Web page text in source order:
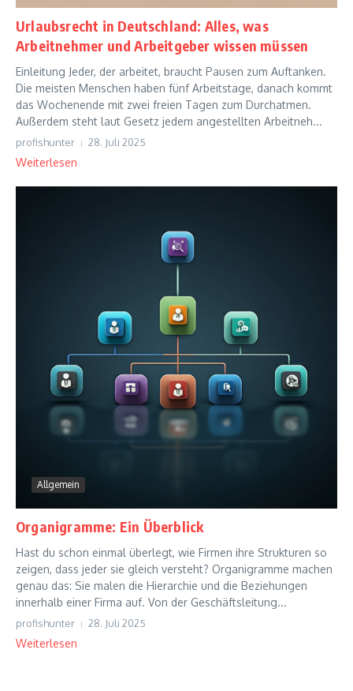
Urlaubsrecht in Deutschland: Alles, was
Arbeitnehmer und Arbeitgeber wissen müssen
Einleitung Jeder, der arbeitet, braucht Pausen zum Auftanken.
Die meisten Menschen haben fünf Arbeitstage, danach kommt
das Wochenende mit zwei freien Tagen zum Durchatmen.
Außerdem steht laut Gesetz jedem angestellten Arbeitneh...
profishunter 28. Juli 2025
Weiterlesen
Allgemein
Organigramme: Ein Überblick
Hast du schon einmal überlegt, wie Firmen ihre Strukturen so
zeigen, dass jeder sie gleich versteht? Organigramme machen
genau das: Sie malen die Hierarchie und die Beziehungen
innerhalb einer Firma auf. Von der Geschäftsleitung...
profishunter 28. Juli 2025
Weiterlesen